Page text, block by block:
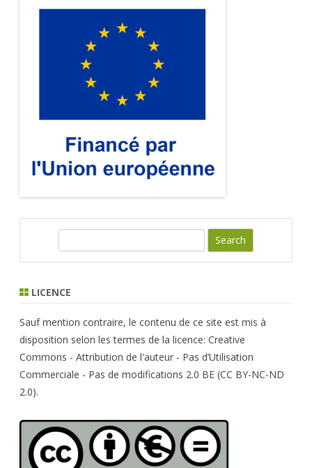
r
h
LICENCE
Sauf mention contraire, le contenu de ce site est mis à
disposition selon les termes de la licence: Creative
Commons - Attribution de l'auteur - Pas d’Utilisation
Commerciale - Pas de modifications 2.0 BE (CC BY-NC-ND
2.0).